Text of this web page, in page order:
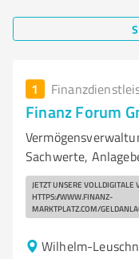
1
Finanz Forum
Sachwerte,
JETZT UNSERE
HTTPS://WWW.FINANZ-
MARKTPLATZ.COM/
Wilhelm-